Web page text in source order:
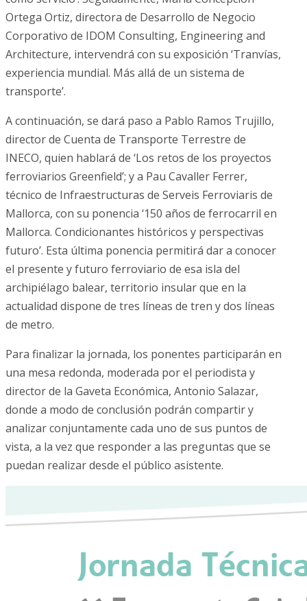
Ortega Ortiz, directora de Desarrollo de Negocio
Corporativo de IDOM Consulting, Engineering and
Architecture, intervendrá con su exposición ‘Tranvías,
experiencia mundial. Más allá de un sistema de
transporte’.
A continuación, se dará paso a Pablo Ramos Trujillo,
director de Cuenta de Transporte Terrestre de
INECO, quien hablará de ‘Los retos de los proyectos
ferroviarios Greenfield’; y a Pau Cavaller Ferrer,
técnico de Infraestructuras de Serveis Ferroviaris de
Mallorca, con su ponencia ‘150 años de ferrocarril en
Mallorca. Condicionantes históricos y perspectivas
futuro’. Esta última ponencia permitirá dar a conocer
el presente y futuro ferroviario de esa isla del
archipiélago balear, territorio insular que en la
actualidad dispone de tres líneas de tren y dos líneas
de metro.
Para finalizar la jornada, los ponentes participarán en
una mesa redonda, moderada por el periodista y
director de la Gaveta Económica, Antonio Salazar,
donde a modo de conclusión podrán compartir y
analizar conjuntamente cada uno de sus puntos de
vista, a la vez que responder a las preguntas que se
puedan realizar desde el público asistente.